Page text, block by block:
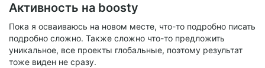
Активность на boosty
Пока я осваиваюсь на новом месте, что-то подробно писать
подробно сложно. Также сложно что-то предложить
уникальное, все проекты глобальные, поэтому результат
тоже виден не сразу.